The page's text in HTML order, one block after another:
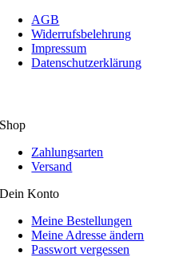
AGB
Widerrufsbelehrung
Impressum
Datenschutzerklärung
Shop
Zahlungsarten
Versand
Dein Konto
Meine Bestellungen
Meine Adresse ändern
Passwort vergessen